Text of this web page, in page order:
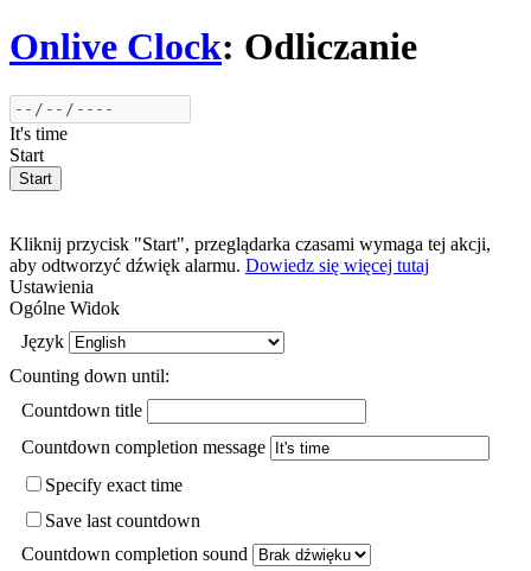
Onlive Clock: Odliczanie
It's time
Start
Kliknij przycisk "Start", przeglądarka czasami wymaga tej akcji,
aby odtworzyć dźwięk alarmu. Dowiedz się więcej tutaj
Ustawienia
Ogólne Widok
Język
Counting down until:
Countdown title
Countdown completion message
Specify exact time
Save last countdown
Countdown completion sound